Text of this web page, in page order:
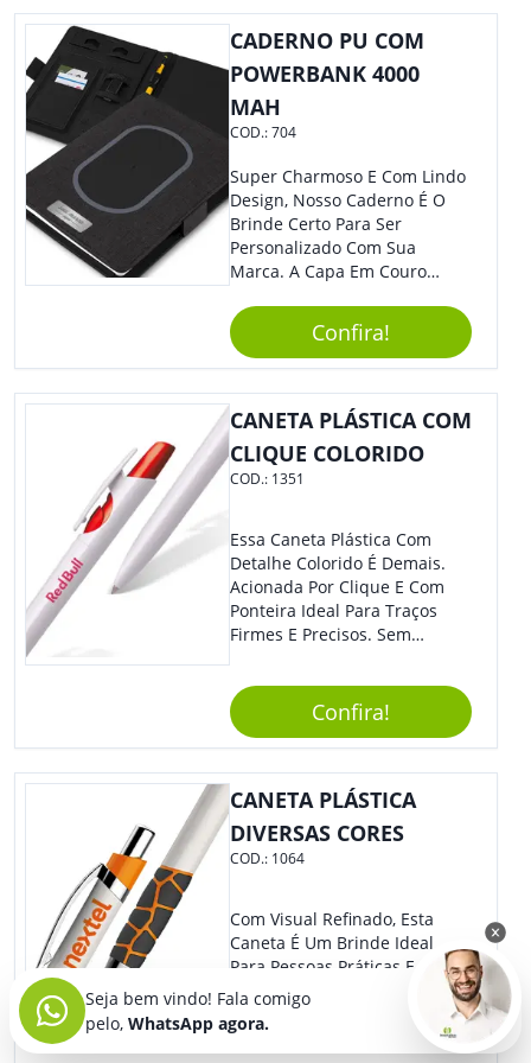
Livre, Como Piqueniques E
Acampamentos. Adquira Já A
Sua Caneca Plástica De 400Ml
E Tenha Sempre Uma Opção
Prática E Funcional Para Suas
Bebidas Favoritas!
Colaboradores.
CADERNO PU COM
POWERBANK 4000
MAH
COD.:704
Super Charmoso E Com Lindo
Design, Nosso Caderno É O
Brinde Certo Para Ser
Personalizado Com Sua
Marca. A Capa Em Couro
Elástico Permite Maior
Segurança Ao Carregá-Lo.
Ofereça A Seus Clientes E
Colaboradores, Sem Dúvidas
Eles Irão Adorar.
Confira!
CANETA PLÁSTICA COM
CLIQUE COLORIDO
COD.: 1351
Essa Caneta Plástica Com
Detalhe Colorido É Demais.
Acionada Por Clique E Com
Ponteira Ideal Para Traços
Firmes E Precisos. Sem
Brinde Para Representar Sua
Marca. Dimensões: 1.6 Cm X
13.7 Cm X 1.6 Cm
Confira!
CANETA PLÁSTICA
DIVERSAS CORES
COD.: 1064
Com Visual Refinado, Esta
Caneta É Um Brinde Ideal
Para Pessoas Práticas E
Modernas. Ótima Opção Para
Levar Sua Marca De Forma
Estilosa, Agregando Valor Para
Seja bem vindo! Fala comigo
pelo, WhatsApp agora.